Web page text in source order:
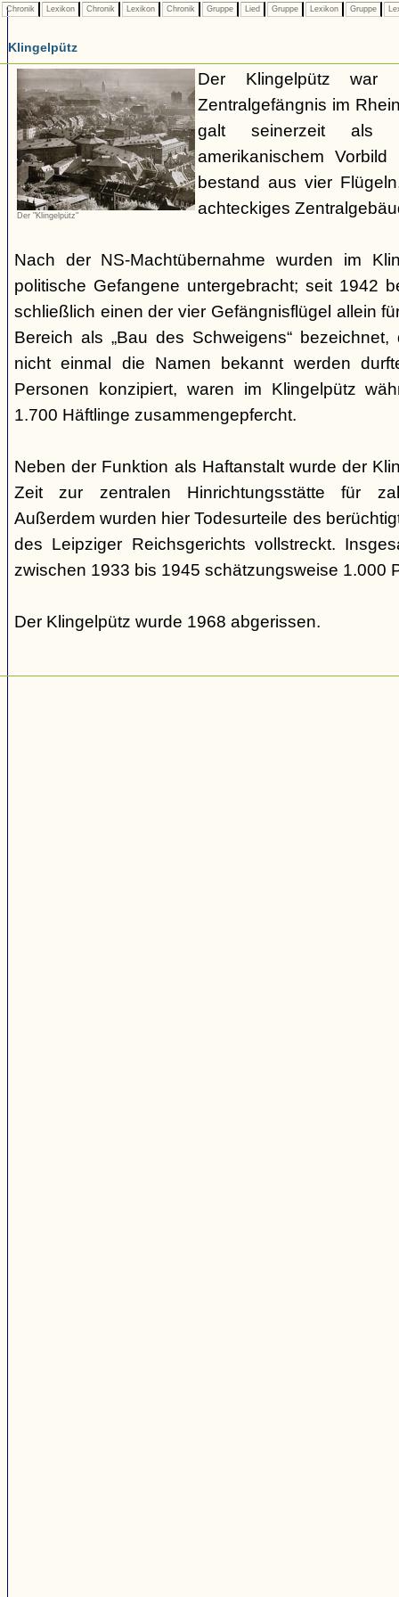
Chronik Lexikon Chronik Lexikon Chronik Gruppe Lied Gruppe Lexikon Gruppe
Klingelpütz
Der "Klingelpütz"
Der Klingelpütz war
Zentralgefängnis im
galt seinerzeit als
amerikanischem
bestand aus vier
achteckiges
Nach der NS-Machtübernahme wurden im
politische Gefangene untergebracht; seit 1942
schließlich einen der vier Gefängnisflügel allein
Bereich als „Bau des Schweigens“
nicht einmal die Namen bekannt werden
Personen konzipiert, waren im Klingelpütz
1.700 Häftlinge zusammengepfercht.
Neben der Funktion als Haftanstalt wurde der
Zeit zur zentralen Hinrichtungsstätte für
Außerdem wurden hier Todesurteile des
des Leipziger Reichsgerichts vollstreckt.
zwischen 1933 bis 1945 schätzungsweise 1.000
Der Klingelpütz wurde 1968 abgerissen.